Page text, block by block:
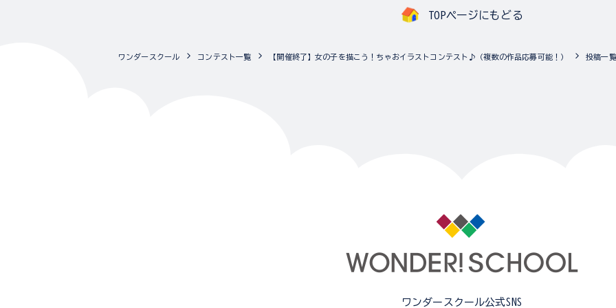
TOPページにもどる
ワンダースクール コンテスト一覧 【開催終了】女の子を描こう！ちゃおイラストコンテスト♪（複数の作品応募可能！） 投稿一覧
ワンダースクール公式SNS